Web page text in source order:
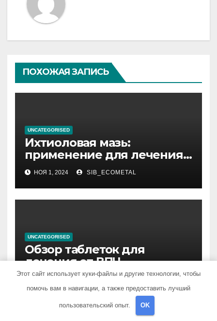
ПОХОЖАЯ ЗАПИСЬ
UNCATEGORISED
Ихтиоловая мазь:
применение для лечения
фурункулов
НОЯ 1, 2024 SIB_ECOMETAL
UNCATEGORISED
Обзор таблеток для
лечения от ВПЧ
SIB_ECOMETAL
Этот сайт использует куки-файлы и другие технологии, чтобы
помочь вам в навигации, а также предоставить лучший
пользовательский опыт. OK